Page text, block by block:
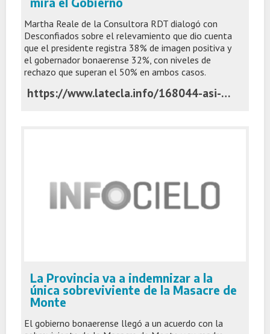
Martha Reale de la Consultora RDT dialogó con
Desconfiados sobre el relevamiento que dio cuenta
que el presidente registra 38% de imagen positiva y
el gobernador bonaerense 32%, con niveles de
rechazo que superan el 50% en ambos casos.
https://www.latecla.info/168044-asi-quedo-la-imagen-de-milei-y-kicillof-en-la-ultima-encuesta-que-mira-el-gobierno
La Provincia va a indemnizar a la
única sobreviviente de la Masacre de
Monte
El gobierno bonaerense llegó a un acuerdo con la